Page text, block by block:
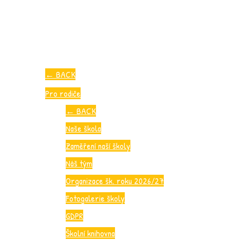
← BACK
Pro rodiče
← BACK
Naše škola
Zaměření naší školy
Náš tým
Organizace šk. roku 2026/27
Fotogalerie školy
GDPR
Školní knihovna